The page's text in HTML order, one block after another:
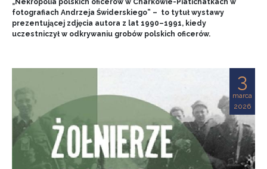
„Nekropolia polskich oficerów w Charkowie-Piatichatkach w
fotografiach Andrzeja Świderskiego” – to tytuł wystawy
prezentującej zdjęcia autora z lat 1990–1991, kiedy
uczestniczył w odkrywaniu grobów polskich oficerów.
3
marca
2026